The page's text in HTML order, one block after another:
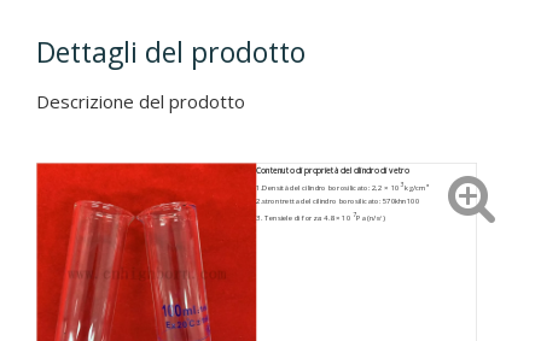
Dettagli del prodotto
Descrizione del prodotto
Contenuto di proprietà del cilindro di vetro
1.Densità del cilindro borosilicato: 2,2 × 103kg/cm³
2.strontretta del cilindro borosilicato: 570khn100
3. Tensiele di forza: 4.8 × 10 7Pa (n/㎡)